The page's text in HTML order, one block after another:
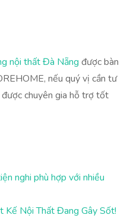
nội thất Đà Nẵng được bàn
nếu quý vị cần tư
chuyên gia hỗ trợ tốt
nghi phù hợp với nhiều
Kế Nội Thất Đang Gây Sốt!